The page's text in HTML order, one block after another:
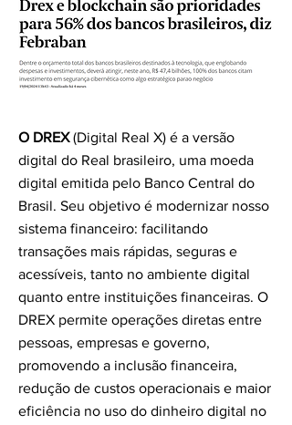
​O DREX(Digital Real X) é a versão
digital do Real brasileiro, uma moeda
digital emitida pelo Banco Central do
Brasil. Seu objetivo é modernizar nosso
sistema financeiro: facilitando
transações mais rápidas, seguras e
acessíveis, tanto no ambiente digital
quanto entre instituições financeiras. O
DREX permite operações diretas entre
pessoas, empresas e governo,
promovendo a inclusão financeira,
redução de custos operacionais e maior
eficiência no uso do dinheiro digital no